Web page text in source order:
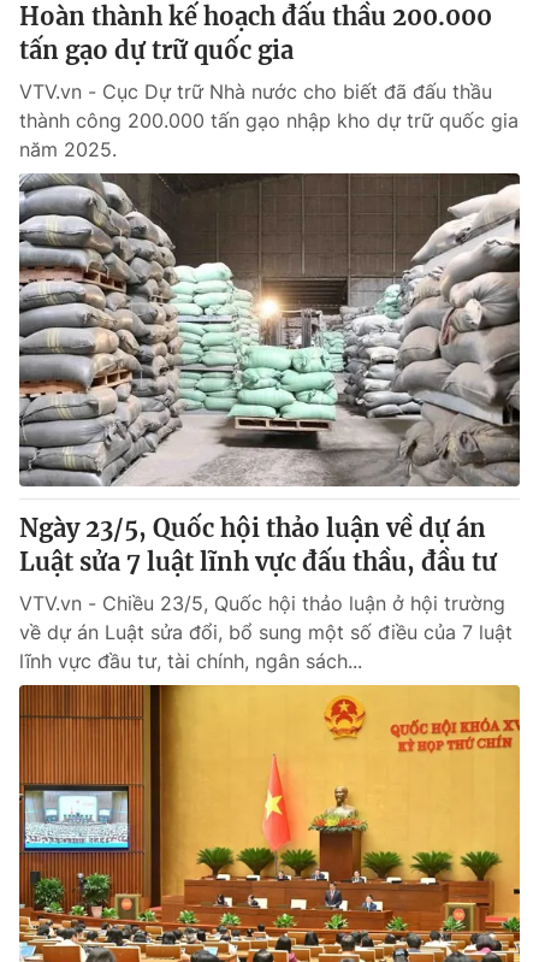
VTV9 VTV8
Liên hệ tòa soạn English
THỜI BÁO VTV
Theo dõi báo trên
Cơ quan chủ quản:Đài Truyền hình Việt Nam
Cơ quan báo chí:Thời báo VTV
Giấy phép hoạt động báo in và báo điện tử số 483/GP-BTTTT
cấp ngày 29/12/2023
Tổng Biên tập:Vũ Thanh Thủy
Phó Tổng Biên tập:Nguyễn Thị Mỹ Hạnh, Phạm Quốc Thắng,
Nguyễn Trọng Ninh
Tổng đài VTV:024.38 355 931 - 024.38 355 932
Ðiện thoại Thời báo VTV: 024.66 897 897
Email:toasoan@vtv.vn
Liên hệ quảng cáo:024-7300.7108
Hoàn thành kế hoạch đấu thầu 200.000
tấn gạo dự trữ quốc gia
VTV.vn - Cục Dự trữ Nhà nước cho biết đã đấu thầu
thành công 200.000 tấn gạo nhập kho dự trữ quốc gia
năm 2025.
Ngày 23/5, Quốc hội thảo luận về dự án
Luật sửa 7 luật lĩnh vực đấu thầu, đầu tư
VTV.vn - Chiều 23/5, Quốc hội thảo luận ở hội trường
về dự án Luật sửa đổi, bổ sung một số điều của 7 luật
lĩnh vực đầu tư, tài chính, ngân sách...